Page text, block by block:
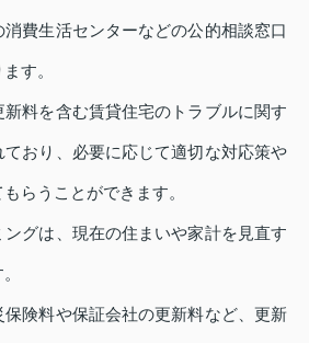
費生活センターなどの公的相談窓口
す。
料を含む賃貸住宅のトラブルに関す
ており、必要に応じて適切な対応策や
らうことができます。
グは、現在の住まいや家計を見直す
険料や保証会社の更新料など、更新